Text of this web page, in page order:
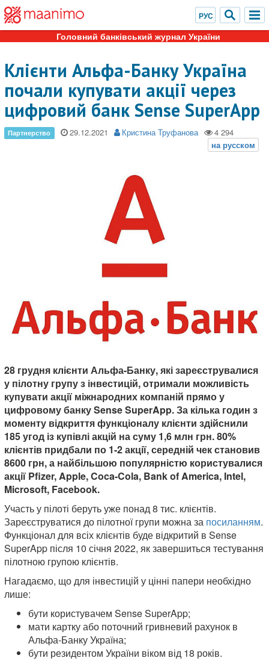
Головний банківський журнал України
Клієнти Альфа-Банку Україна
почали купувати акції через
цифровий банк Sense SuperApp
29.12.2021 Кристина Труфанова
28 грудня клієнти Альфа-Банку, які зареєструвалися
у пілотну групу з інвестицій, отримали можливість
купувати акції міжнародних компаній прямо у
цифровому банку Sense SuperApp. За кілька годин з
моменту відкриття функціоналу клієнти здійснили
185 угод із купівлі акцій на суму 1,6 млн грн. 80%
клієнтів придбали по 1-2 акції, середній чек становив
8600 грн, а найбільшою популярністю користувалися
акції Pfizer, Apple, Coca-Cola, Bank of America, Intel,
Microsoft, Facebook.
Участь у пілоті беруть уже понад 8 тис. клієнтів.
Зареєструватися до пілотної групи можна за посиланням.
Функціонал для всіх клієнтів буде відкритий в Sense
SuperApp після 10 січня 2022, як завершиться тестування
пілотною групою клієнтів.
Нагадаємо, що для інвестицій у цінні папери необхідно
лише:
бути користувачем Sense SuperApp;
мати картку або поточний гривневий рахунок в
Альфа-Банку Україна;
бути резидентом України віком від 18 років.